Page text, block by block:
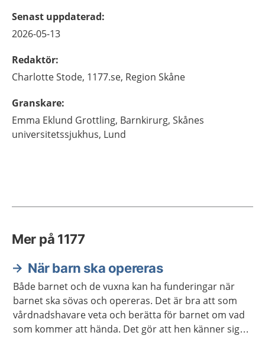
Senast uppdaterad:
2026-05-13
Redaktör:
CharlotteStode, 1177.se, Region Skåne
Granskare:
Emma Eklund Grottling, Barnkirurg, Skånes
universitetssjukhus, Lund
Mer på 1177
När barn ska opereras
Både barnet och de vuxna kan ha funderingar när
barnet ska sövas och opereras. Det är bra att som
vårdnadshavare veta och berätta för barnet om vad
som kommer att hända. Det gör att hen känner sig